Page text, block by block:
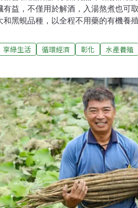
有益，不僅用於解酒，入湯熬煮也可
和黑蜆品種，以全程不用藥的有機養
蜆並走向有機的推手是不到三十歲的
代的她獲第六屆百大青農，並創辦水
，直到兩年前家中生意受疫情影響業
物科技暨資源學系的弟弟楊家泓返鄉
和堅守傳統養殖的父親衝突不斷，事
家加入戰場。「妳是做行銷的不懂啦
質疑聲浪是楊宜樺返鄉路最大阻礙，
不服氣，返鄉第一年天天往魚塭
享綠生活 循環經濟 彰化 水產養殖